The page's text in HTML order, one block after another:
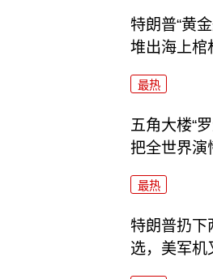
特朗普“黄
堆出海上棺
最热
五角大楼“
把全世界演
最热
特朗普扔下
选，美军机